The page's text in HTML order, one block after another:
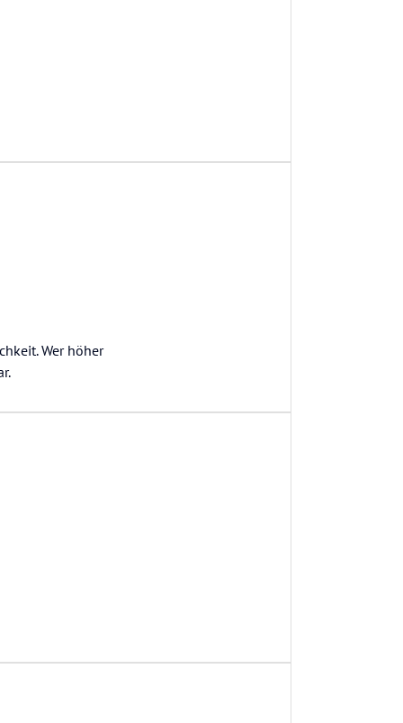
Wer höher